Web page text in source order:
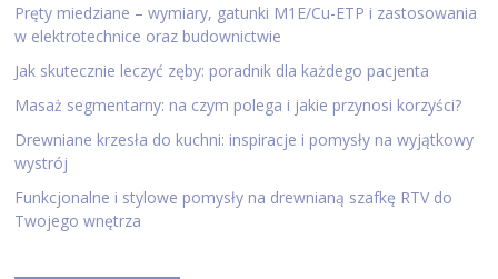
Pręty miedziane – wymiary, gatunki M1E/Cu-ETP i zastosowania
w elektrotechnice oraz budownictwie
Jak skutecznie leczyć zęby: poradnik dla każdego pacjenta
Masaż segmentarny: na czym polega i jakie przynosi korzyści?
Drewniane krzesła do kuchni: inspiracje i pomysły na wyjątkowy
wystrój
Funkcjonalne i stylowe pomysły na drewnianą szafkę RTV do
Twojego wnętrza